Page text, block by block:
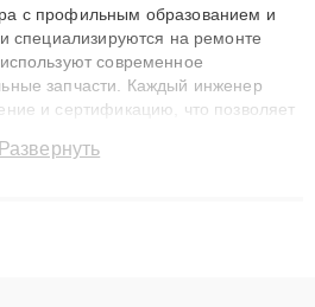
с профильным образованием и
специализируются на ремонте
современное
запчасти. Каждый инженер
и сертификацию, что позволяет
до 3 лет. Наши мастера
Развернуть